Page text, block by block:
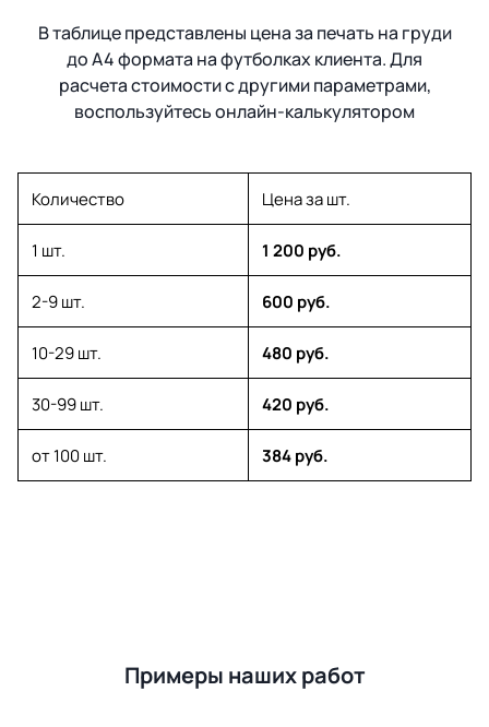
В таблице представлены цена за печать на груди
до А4 формата на футболках клиента. Для
расчета стоимости с другими параметрами,
воспользуйтесь онлайн-калькулятором
Количество Цена за шт.
1 шт. 1 200 руб.
2-9 шт. 600 руб.
10-29 шт. 480 руб.
30-99 шт. 420 руб.
от 100 шт. 384 руб.
Примеры наших работ